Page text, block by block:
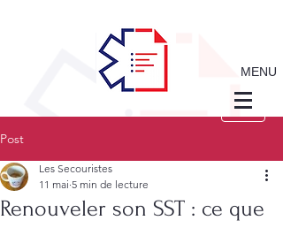
MENU
Post
Renouveler son SST : ce que
Les Secouristes
11 mai 5 min de lecture